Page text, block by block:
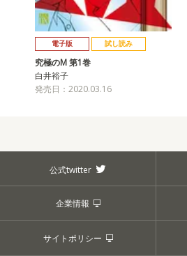
電子版 試し読み
究極のM 第1巻
白井裕子
発売日：2020.03.16
公式twitter
企業情報
サイトポリシー